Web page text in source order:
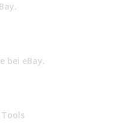
bei eBay.
Tools